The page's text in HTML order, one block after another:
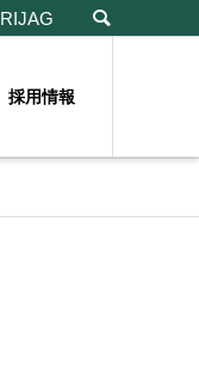
RIJAG
採用情報